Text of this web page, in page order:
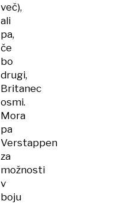
več),
ali
pa,
če
bo
drugi,
Britanec
osmi.
Mora
pa
Verstappen
za
možnosti
v
boju